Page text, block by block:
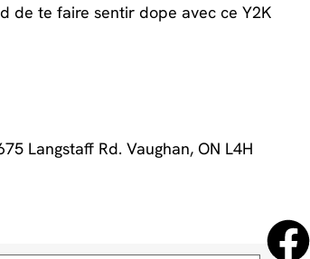
de te faire sentir dope avec ce Y2K
Langstaff Rd. Vaughan, ON L4H